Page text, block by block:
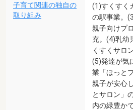
子育て関連の独自の
取り組み
(1)すくすく
の駅事業。
親子向けプ
充。(4)乳幼
くすくサロ
(5)発達が気
業「ほっと
親子が安心
とサロン」
内の緑豊か